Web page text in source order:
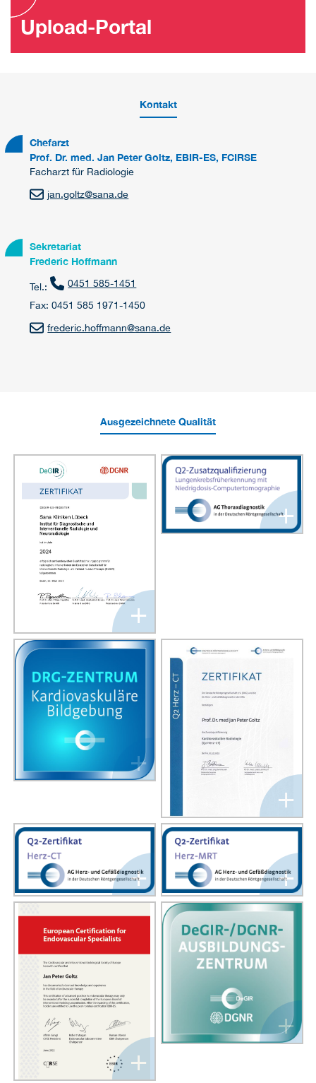
Upload-Portal
Kontakt
Chefarzt
Prof. Dr. med. Jan Peter Goltz, EBIR-ES, FCIRSE
Facharzt für Radiologie
jan.goltz@sana.de
Sekretariat
Frederic Hoffmann
Tel.:
0451 585-1451
Fax: 0451 585 1971-1450
frederic.hoffmann@sana.de
Ausgezeichnete Qualität
+
+
+
+
+ +
+
+